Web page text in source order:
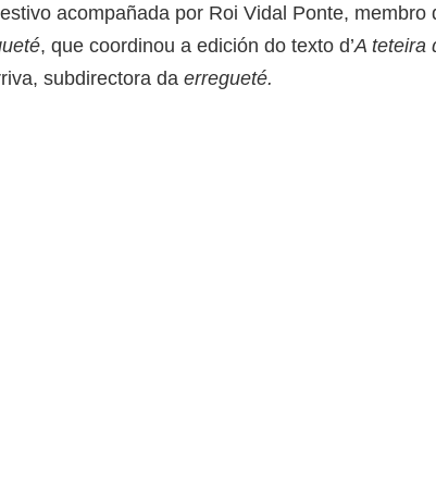
acompañada por Roi Vidal Ponte, membro
, que coordinou a edición do texto d’A teteira
subdirectora da erregueté.